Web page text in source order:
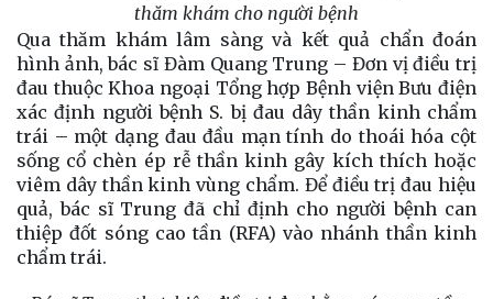
thăm khám cho người bệnh
Qua thăm khám lâm sàng và kết quả chẩn đoán
hình ảnh, bác sĩ Đàm Quang Trung – Đơn vị điều trị
đau thuộc Khoa ngoại Tổng hợp Bệnh viện Bưu điện
xác định người bệnh S. bị đau dây thần kinh chẩm
trái – một dạng đau đầu mạn tính do thoái hóa cột
sống cổ chèn ép rễ thần kinh gây kích thích hoặc
viêm dây thần kinh vùng chẩm. Để điều trị đau hiệu
quả, bác sĩ Trung đã chỉ định cho người bệnh can
thiệp đốt sóng cao tần (RFA) vào nhánh thần kinh
chẩm trái.